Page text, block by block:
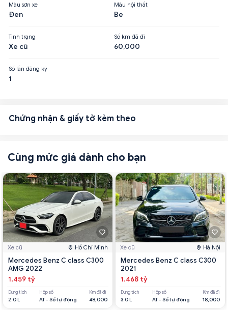
Màu sơn xe
Đen
Màu nội thất
Be
Tình trạng
Xe cũ
Số km đã đi
60,000
Số lần đăng ký
1
Chứng nhận & giấy tờ kèm theo
Cùng mức giá dành cho bạn
Xe cũ Hồ Chí Minh
Mercedes Benz C class C300
AMG 2022
1.459 tỷ
Dung tích
2.0 L
Hộp số
AT - Số tự động
Km đã đi
48,000
Xe cũ Hà Nội
Mercedes Benz C class C300
2021
1.468 tỷ
Dung tích
3.0 L
Hộp số
AT - Số tự động
Km đã đi
18,000